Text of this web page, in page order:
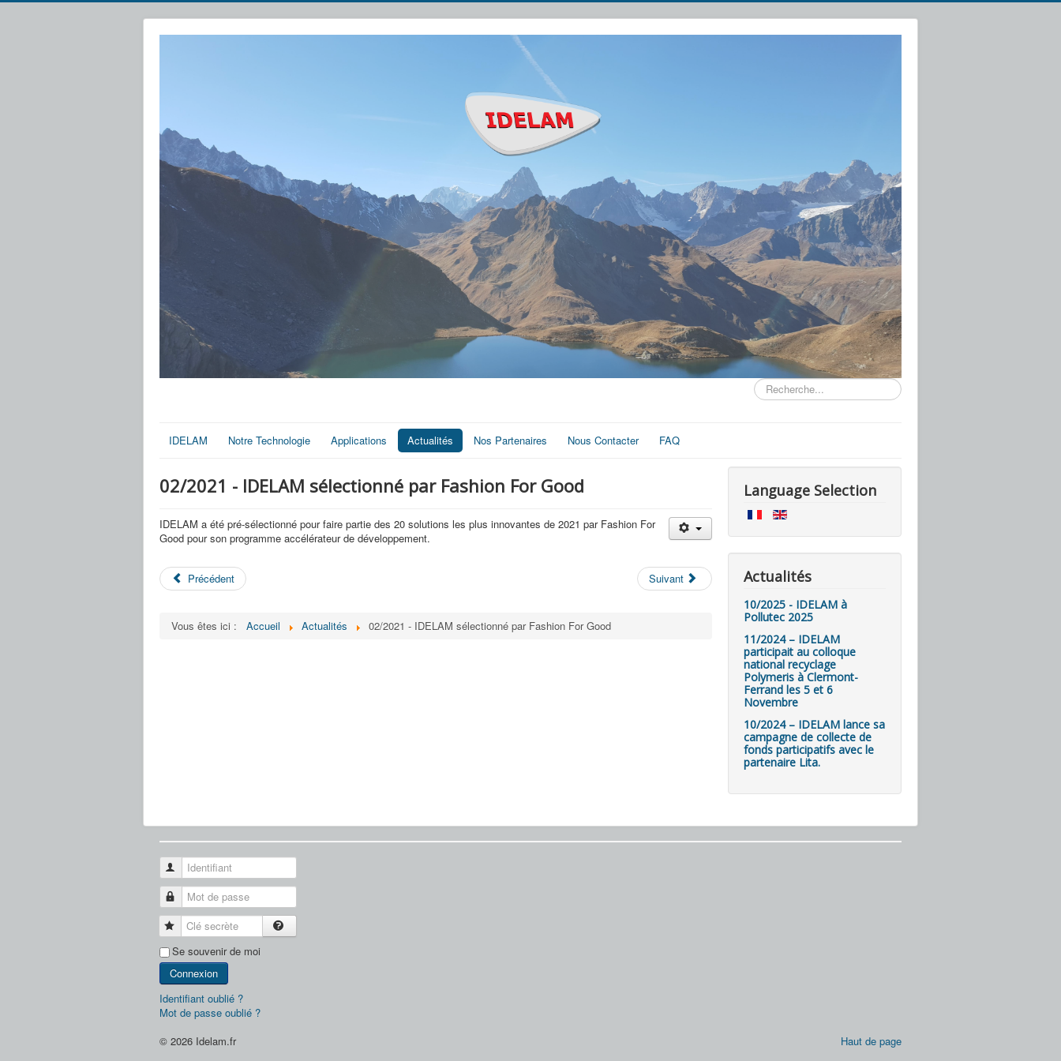
Rechercher
IDELAM Notre Technologie Applications Actualités Nos Partenaires Nous Contacter FAQ
02/2021 - IDELAM sélectionné par Fashion For Good
IDELAM a été pré-sélectionné pour faire partie des 20 solutions les plus innovantes de 2021 par Fashion For
Good pour son programme accélérateur de développement.
Précédent Suivant
Vous êtes ici : Accueil Actualités 02/2021 - IDELAM sélectionné par Fashion For Good
Language Selection
Actualités
10/2025 - IDELAM à
Pollutec 2025
11/2024 – IDELAM
participait au colloque
national recyclage
Polymeris à Clermont-
Ferrand les 5 et 6
Novembre
10/2024 – IDELAM lance sa
campagne de collecte de
fonds participatifs avec le
partenaire Lita.
Identifiant
Mot de passe
Clé secrète
Se souvenir de moi
Connexion
Identifiant oublié ?
Mot de passe oublié ?
Haut de page
© 2026 Idelam.fr